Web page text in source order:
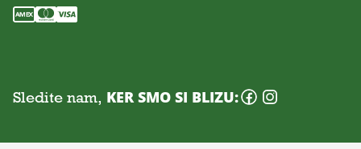
Sledite nam, KER SMO SI BLIZU: